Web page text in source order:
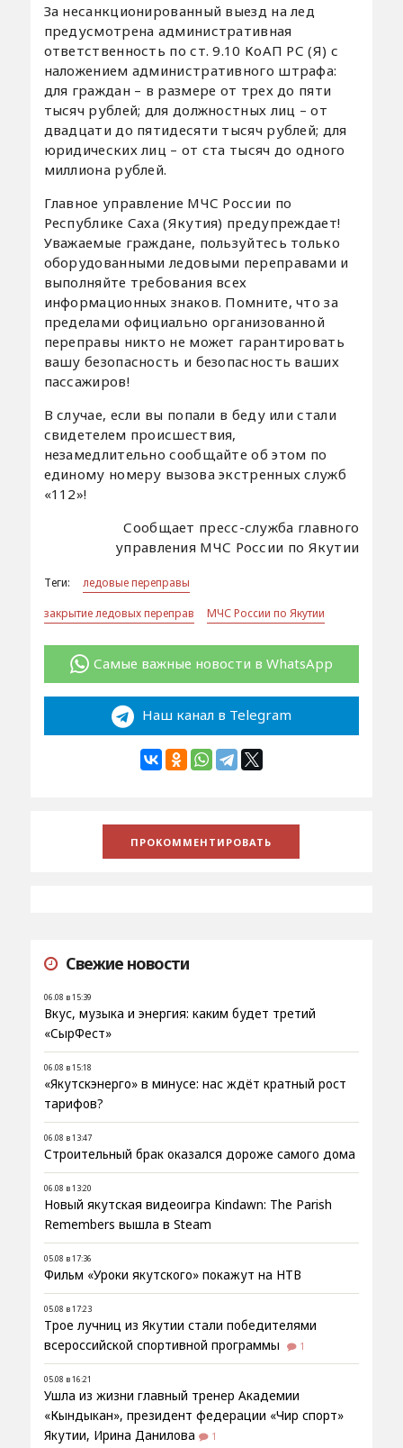
За несанкционированный выезд на лед
предусмотрена административная
ответственность по ст. 9.10 КоАП РС (Я) с
наложением административного штрафа:
для граждан – в размере от трех до пяти
тысяч рублей; для должностных лиц – от
двадцати до пятидесяти тысяч рублей; для
юридических лиц – от ста тысяч до одного
миллиона рублей.
Главное управление МЧС России по
Республике Саха (Якутия) предупреждает!
Уважаемые граждане, пользуйтесь только
оборудованными ледовыми переправами и
выполняйте требования всех
информационных знаков. Помните, что за
пределами официально организованной
переправы никто не может гарантировать
вашу безопасность и безопасность ваших
пассажиров!
В случае, если вы попали в беду или стали
свидетелем происшествия,
незамедлительно сообщайте об этом по
единому номеру вызова экстренных служб
«112»!
Сообщает пресс-служба главного
управления МЧС России по Якутии
Теги:
ледовые переправы
закрытие ледовых переправ
МЧС России по Якутии
Самые важные новости в WhatsApp
Наш канал в Telegram
Свежие новости
06.08 в 15:39
Вкус, музыка и энергия: каким будет третий
«СырФест»
06.08 в 15:18
«Якутскэнерго» в минусе: нас ждёт кратный рост
тарифов?
06.08 в 13:47
Строительный брак оказался дороже самого дома
06.08 в 13:20
Новый якутская видеоигра Kindawn: The Parish
Remembers вышла в Steam
05.08 в 17:36
Фильм «Уроки якутского» покажут на НТВ
05.08 в 17:23
Трое лучниц из Якутии стали победителями
всероссийской спортивной программы
1
05.08 в 16:21
Ушла из жизни главный тренер Академии
«Кындыкан», президент федерации «Чир спорт»
Якутии, Ирина Данилова
1